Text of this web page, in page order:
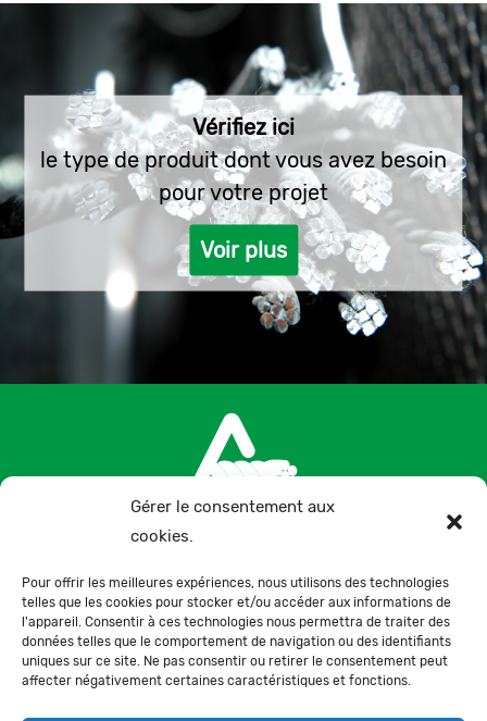
Gérer le consentement aux
cookies.
Pour offrir les meilleures expériences, nous utilisons des technologies
telles que les cookies pour stocker et/ou accéder aux informations de
l'appareil. Consentir à ces technologies nous permettra de traiter des
données telles que le comportement de navigation ou des identifiants
uniques sur ce site. Ne pas consentir ou retirer le consentement peut
affecter négativement certaines caractéristiques et fonctions.
Vérifiez ici
le type de produit dont vous avez besoin
pour votre projet
Voir plus
+34 957 300 075
Ctra. de la Paz, s/n, 14100, La Carlota, Córdoba,
España
Contact